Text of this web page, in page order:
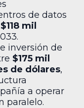
de datos
$118 mil
inversión de
$175 mil
de dólares,
a operar
paralelo.